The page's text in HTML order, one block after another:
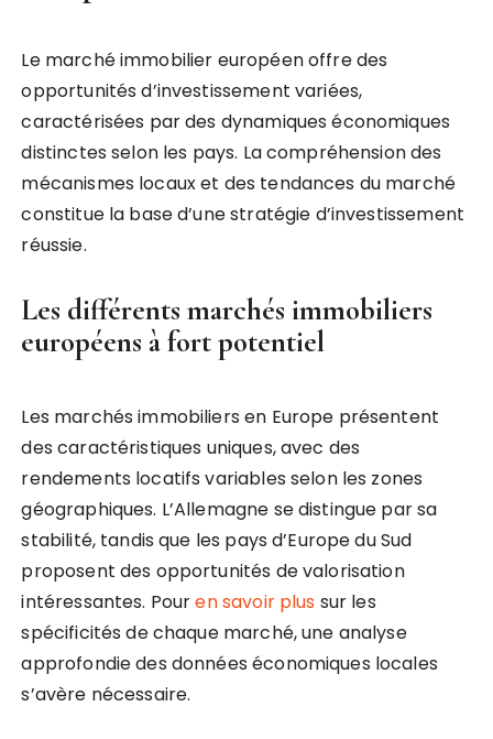
Le marché immobilier européen offre des
opportunités d’investissement variées,
caractérisées par des dynamiques économiques
distinctes selon les pays. La compréhension des
mécanismes locaux et des tendances du marché
constitue la base d’une stratégie d’investissement
réussie.
Les différents marchés immobiliers
européens à fort potentiel
Les marchés immobiliers en Europe présentent
des caractéristiques uniques, avec des
rendements locatifs variables selon les zones
géographiques. L’Allemagne se distingue par sa
stabilité, tandis que les pays d’Europe du Sud
proposent des opportunités de valorisation
intéressantes. Pouren savoir plus sur les
spécificités de chaque marché, une analyse
approfondie des données économiques locales
s’avère nécessaire.